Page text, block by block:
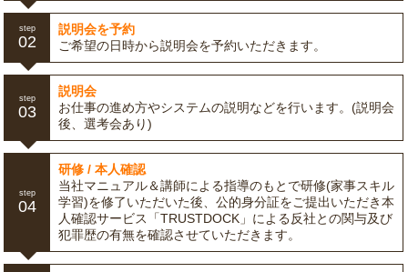
step
02
説明会を予約
ご希望の日時から説明会を予約いただきます。
step
03
説明会
お仕事の進め方やシステムの説明などを行います。(説明会
後、選考会あり)
step
04
研修 / 本人確認
当社マニュアル＆講師による指導のもとで研修(家事スキル
学習)を修了いただいた後、公的身分証をご提出いただき本
人確認サービス「TRUSTDOCK」による反社との関与及び
犯罪歴の有無を確認させていただきます。